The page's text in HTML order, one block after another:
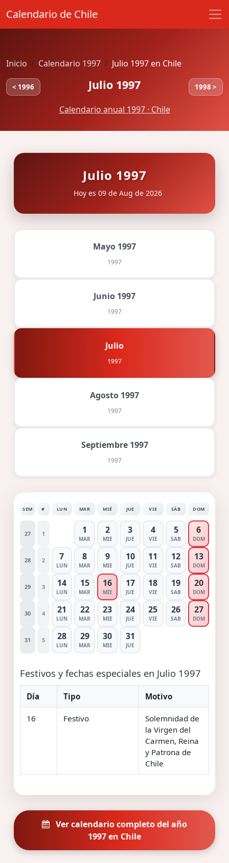
Calendario de Chile
Inicio Calendario 1997 Julio 1997 en Chile
< 1996 Julio 1997 1998 >
Calendario anual 1997 · Chile
Julio 1997
Hoy es 09 de Aug de 2026
Mayo 1997
1997
Junio 1997
1997
Julio
1997
Agosto 1997
1997
Septiembre 1997
1997
SEM # LUN MAR MIÉ JUE VIE SÁB DOM
27 1 1
MAR
2
MIE
3
JUE
4
VIE
5
SAB
6
DOM
28 2 7
LUN
8
MAR
9
MIE
10
JUE
11
VIE
12
SAB
13
DOM
29 3 14
LUN
15
MAR
16
MIE
17
JUE
18
VIE
19
SAB
20
DOM
30 4 21
LUN
22
MAR
23
MIE
24
JUE
25
VIE
26
SAB
27
DOM
31 5 28
LUN
29
MAR
30
MIE
31
JUE
Festivos y fechas especiales en Julio 1997
Día Tipo Motivo
16 Festivo
Solemnidad de
la Virgen del
Carmen, Reina
y Patrona de
Chile
Ver calendario completo del año
1997 en Chile